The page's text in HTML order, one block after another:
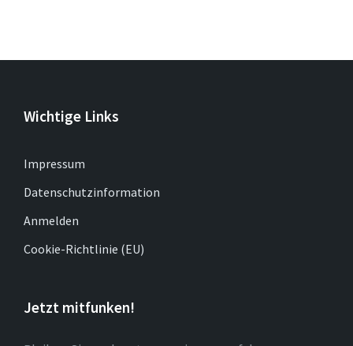
Wichtige Links
Impressum
Datenschutzinformation
Anmelden
Cookie-Richtlinie (EU)
Jetzt mitfunken!